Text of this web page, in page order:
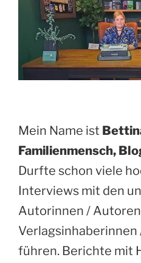
Mein Name ist
Familienmensch,
Durfte schon viele
Interviews mit den
Autorinnen /
führen. Berichte mit